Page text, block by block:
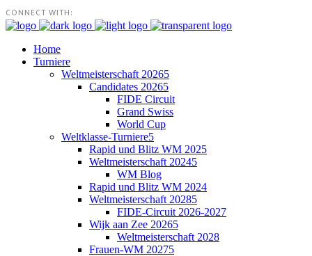
CONNECT WITH:
Home
Turniere
Weltmeisterschaft 2026
Candidates 2026
FIDE Circuit
Grand Swiss
World Cup
Weltklasse-Turniere
Rapid und Blitz WM 2025
Weltmeisterschaft 2024
WM Blog
Rapid und Blitz WM 2024
Weltmeisterschaft 2028
FIDE-Circuit 2026-2027
Wijk aan Zee 2026
Weltmeisterschaft 2028
Frauen-WM 2027